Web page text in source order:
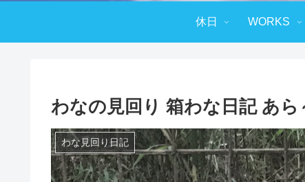
休日 WORKS
わなの見回り 箱わな日記 あら
わな見回り日記